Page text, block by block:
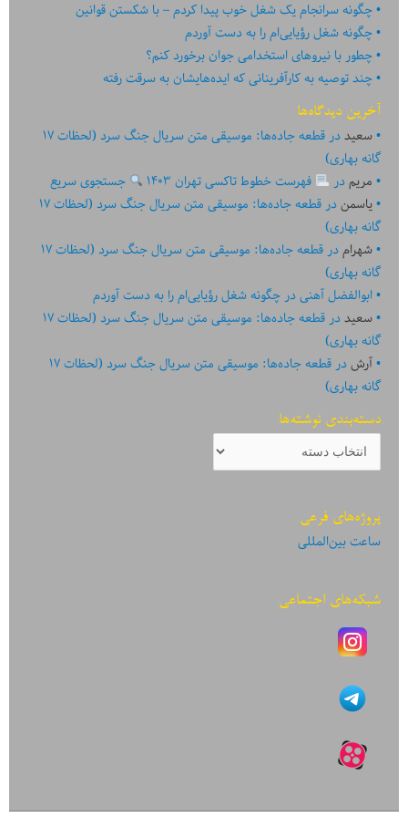
چگونه سرانجام یک شغل خوب پیدا کردم – با شکستن قوانین
چگونه شغل رؤیایی‌ام را به دست آوردم
چطور با نیروهای استخدامی جوان برخورد کنم؟
چند توصیه به کارآفرینانی که ایده‏‏‌‏‏‌هایشان به سرقت رفته
آخرین دیدگاه‌ها
سعیددر
قطعه جاده‌ها: موسیقی متن سریال جنگ سرد (لحظات ۱۷
گانه بهاری)
مریمدر فهرست خطوط تاکسی تهران ۱۴۰۳
جستجوی سریع
یاسمندر
قطعه جاده‌ها: موسیقی متن سریال جنگ سرد (لحظات ۱۷
گانه بهاری)
شهرامدر
قطعه جاده‌ها: موسیقی متن سریال جنگ سرد (لحظات ۱۷
گانه بهاری)
ابوالفضل آهنیدرچگونه شغل رؤیایی‌ام را به دست آوردم
سعیددر
قطعه جاده‌ها: موسیقی متن سریال جنگ سرد (لحظات ۱۷
گانه بهاری)
آرشدر
قطعه جاده‌ها: موسیقی متن سریال جنگ سرد (لحظات ۱۷
گانه بهاری)
دسته‌بندی نوشته‌ها
دسته‌بندی
نوشته‌ها
پروژه‌های فرعی
ساعت بین‌المللی
شبکه‌های اجتماعی